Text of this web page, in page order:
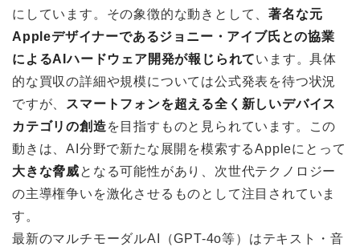
にしています。その象徴的な動きとして、著名な元
Appleデザイナーであるジョニー・アイブ氏との協業
によるAIハードウェア開発が報じられています。具体
的な買収の詳細や規模については公式発表を待つ状況
ですが、
スマートフォンを超える全く新しいデバイス
カテゴリの創造を目指すものと見られています。この
動きは、AI分野で新たな展開を模索するAppleにとって
大きな脅威となる可能性があり、次世代テクノロジー
の主導権争いを激化させるものとして注目されていま
す。
最新のマルチモーダルAI（GPT-4o等）はテキスト・音